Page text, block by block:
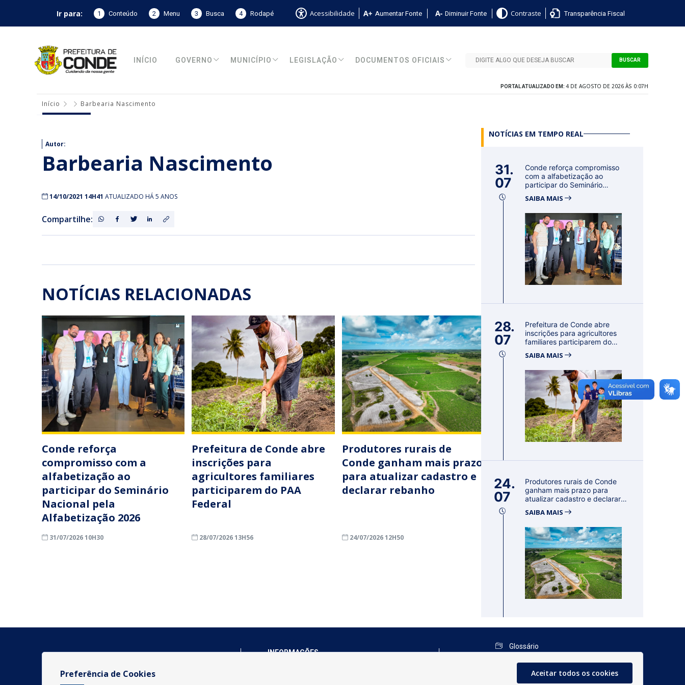
Ir para: 1 Conteúdo 2 Menu 3 Busca 4 Rodapé Acessibilidade Aumentar Fonte Diminuir Fonte Contraste Transparência Fiscal
INÍCIO GOVERNO MUNICÍPIO LEGISLAÇÃO DOCUMENTOS OFICIAIS BUSCAR
PORTAL ATUALIZADO EM: 4 DE AGOSTO DE 2026 ÀS 0:07H
Início Barbearia Nascimento
Autor:
Barbearia Nascimento
14/10/2021 14H41 ATUALIZADO HÁ 5 ANOS
Compartilhe:
NOTÍCIAS RELACIONADAS
Conde reforça
compromisso com a
alfabetização ao
participar do Seminário
Nacional pela
Alfabetização 2026
31/07/2026 10H30
Prefeitura de Conde abre
inscrições para
agricultores familiares
participarem do PAA
Federal
28/07/2026 13H56
Produtores rurais de
Conde ganham mais prazo
para atualizar cadastro e
declarar rebanho
24/07/2026 12H50
NOTÍCIAS EM TEMPO REAL
31.
07
Conde reforça compromisso
com a alfabetização ao
participar do Seminário
SAIBA MAIS
28.
07
Prefeitura de Conde abre
inscrições para agricultores
familiares participarem do
SAIBA MAIS
24.
07
Produtores rurais de Conde
ganham mais prazo para
atualizar cadastro e declarar
SAIBA MAIS
INFORMAÇÕES
Glossário
Mapa do Site
Perguntas Frequentes
Preferência de Cookies Aceitar todos os cookies